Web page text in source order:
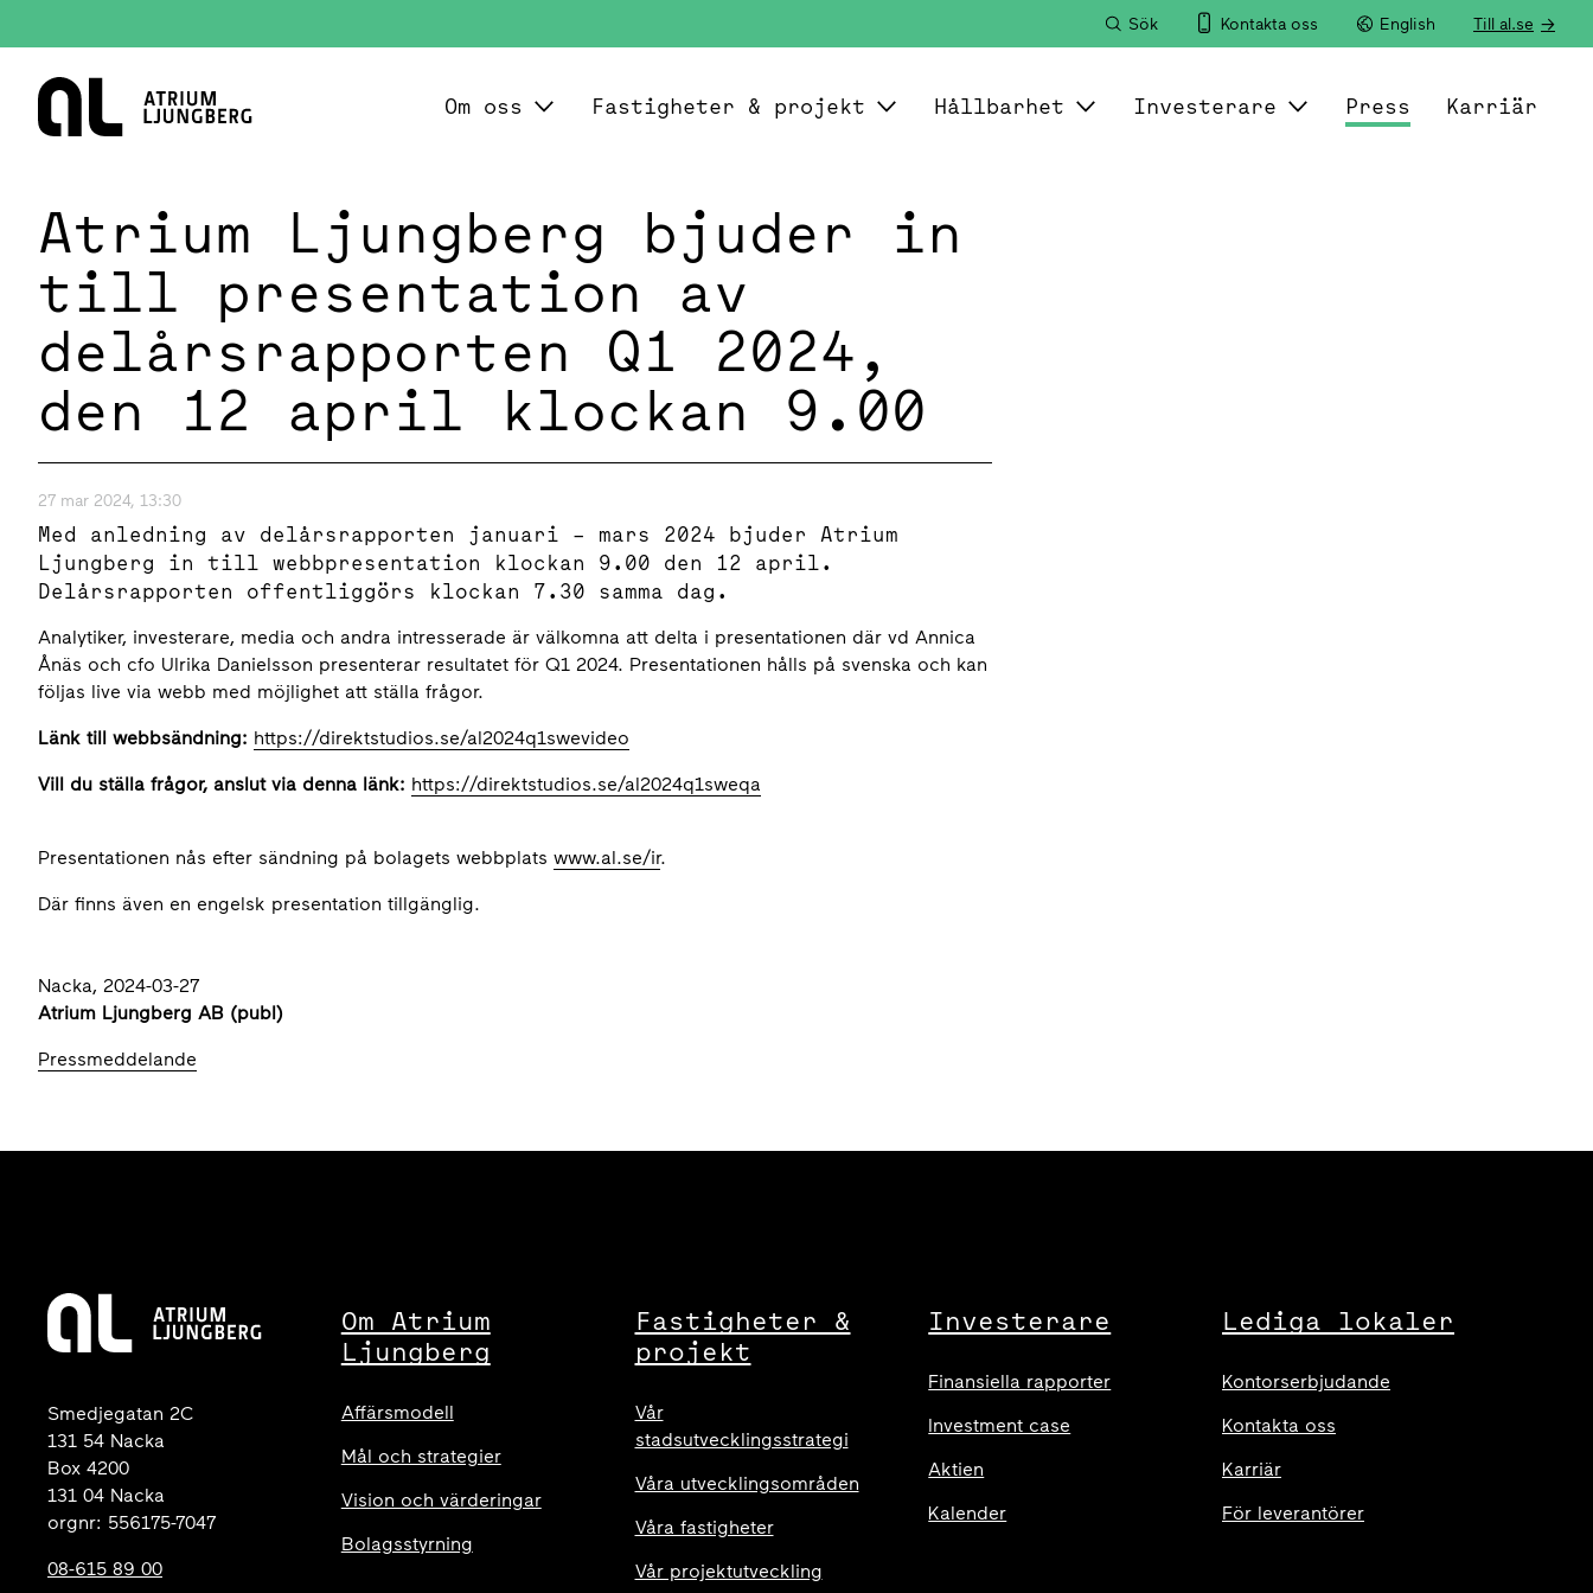
Sök Kontakta oss English Till al.se
Hem
Om oss Fastigheter & projekt Hållbarhet Investerare Press Karriär
Atrium Ljungberg bjuder in
till presentation av
delårsrapporten Q1 2024,
den 12 april klockan 9.00
27 mar 2024, 13:30
Med anledning av delårsrapporten januari – mars 2024 bjuder Atrium
Ljungberg in till webbpresentation klockan 9.00 den 12 april.
Delårsrapporten offentliggörs klockan 7.30 samma dag.
Analytiker, investerare, media och andra intresserade är välkomna att delta i presentationen där vd Annica
Ånäs och cfo Ulrika Danielsson presenterar resultatet för Q1 2024. Presentationen hålls på svenska och kan
följas live via webb med möjlighet att ställa frågor.
Länk till webbsändning: https://direktstudios.se/al2024q1swevideo
Vill du ställa frågor, anslut via denna länk: https://direktstudios.se/al2024q1sweqa
Presentationen nås efter sändning på bolagets webbplats www.al.se/ir.
Där finns även en engelsk presentation tillgänglig.
Nacka, 2024-03-27
Atrium Ljungberg AB (publ)
Pressmeddelande
Smedjegatan 2C
131 54 Nacka
Box 4200
131 04 Nacka
orgnr: 556175-7047
08-615 89 00
Om Atrium
Ljungberg
Affärsmodell
Mål och strategier
Vision och värderingar
Bolagsstyrning
Fastigheter &
projekt
Vår
stadsutvecklingsstrategi
Våra utvecklingsområden
Våra fastigheter
Vår projektutveckling
Investerare
Finansiella rapporter
Investment case
Aktien
Kalender
Lediga lokaler
Kontorserbjudande
Kontakta oss
Karriär
För leverantörer